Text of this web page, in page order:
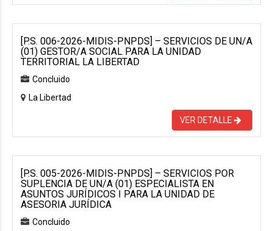
[P.S. 006-2026-MIDIS-PNPDS] – SERVICIOS DE UN/A
(01) GESTOR/A SOCIAL PARA LA UNIDAD
TERRITORIAL LA LIBERTAD
Concluido
La Libertad
VER DETALLE
[P.S. 005-2026-MIDIS-PNPDS] – SERVICIOS POR
SUPLENCIA DE UN/A (01) ESPECIALISTA EN
ASUNTOS JURÍDICOS I PARA LA UNIDAD DE
ASESORIA JURÍDICA
Concluido